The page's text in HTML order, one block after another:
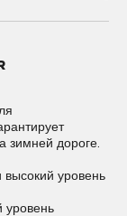
зимней дороге.
уровень
уровень